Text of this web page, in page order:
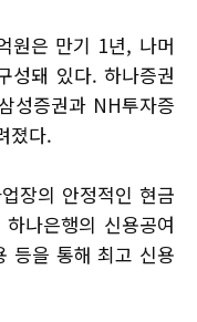
원은 만기 1년, 나머
성돼 있다. 하나증권
성증권과 NH투자증
졌다.
장의 안정적인 현금
나은행의 신용공여
등을 통해 최고 신용